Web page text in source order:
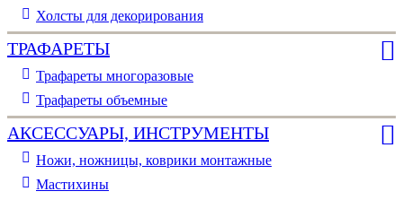
Холсты для декорирования
ТРАФАРЕТЫ
Трафареты многоразовые
Трафареты объемные
АКСЕССУАРЫ, ИНСТРУМЕНТЫ
Ножи, ножницы, коврики монтажные
Мастихины